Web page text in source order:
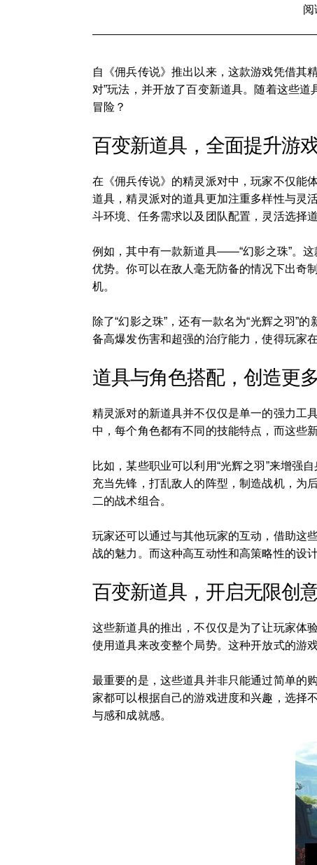
阅
自《佣兵传说》推出以来，这款游戏凭借其
对”玩法，并开放了百变新道具。随着这些
冒险？
百变新道具，全面提升游
在《佣兵传说》的精灵派对中，玩家不仅能
道具，精灵派对的道具更加注重多样性与灵
斗环境、任务需求以及团队配置，灵活选择
例如，其中有一款新道具——“幻影之珠”。
优势。你可以在敌人毫无防备的情况下出奇
机。
除了“幻影之珠”，还有一款名为“光辉之羽”
备高爆发伤害和超强的治疗能力，使得玩家
道具与角色搭配，创造更
精灵派对的新道具并不仅仅是单一的强力工
中，每个角色都有不同的技能特点，而这些
比如，某些职业可以利用“光辉之羽”来增强
充当先锋，打乱敌人的阵型，制造战机，为
二的战术组合。
玩家还可以通过与其他玩家的互动，借助这
战的魅力。而这种高互动性和高策略性的设
百变新道具，开启无限创
这些新道具的推出，不仅仅是为了让玩家体
使用道具来改变整个局势。这种开放式的游
最重要的是，这些道具并非只能通过简单的
家都可以根据自己的游戏进度和兴趣，选择
与感和成就感。